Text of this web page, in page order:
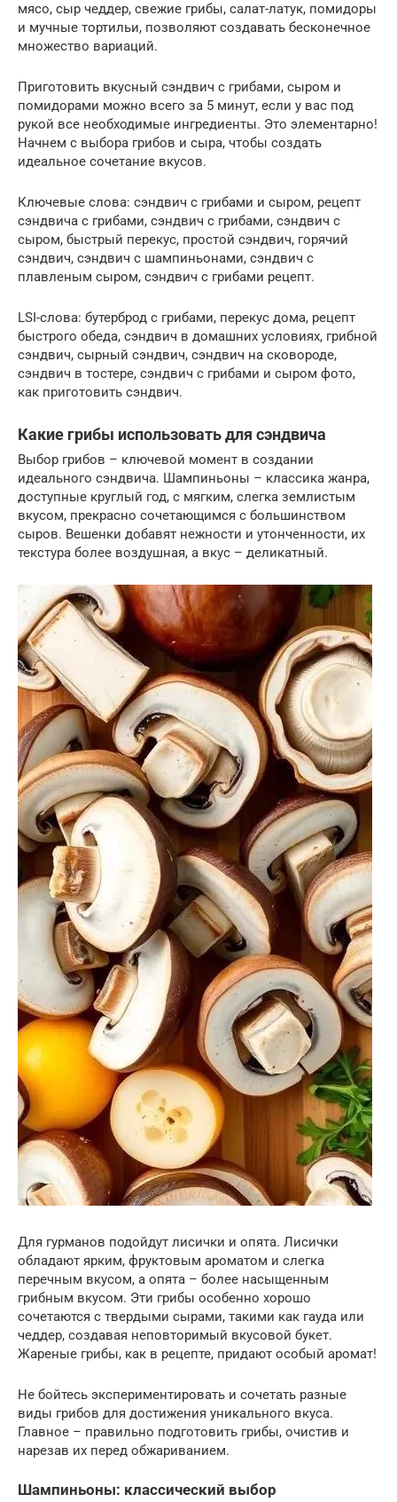
мясо, сыр чеддер, свежие грибы, салат-латук, помидоры
и мучные тортильи, позволяют создавать бесконечное
множество вариаций.
Приготовить вкусный сэндвич с грибами, сыром и
помидорами можно всего за 5 минут, если у вас под
рукой все необходимые ингредиенты. Это элементарно!
Начнем с выбора грибов и сыра, чтобы создать
идеальное сочетание вкусов.
Ключевые слова: сэндвич с грибами и сыром, рецепт
сэндвича с грибами, сэндвич с грибами, сэндвич с
сыром, быстрый перекус, простой сэндвич, горячий
сэндвич, сэндвич с шампиньонами, сэндвич с
плавленым сыром, сэндвич с грибами рецепт.
LSI-слова: бутерброд с грибами, перекус дома, рецепт
быстрого обеда, сэндвич в домашних условиях, грибной
сэндвич, сырный сэндвич, сэндвич на сковороде,
сэндвич в тостере, сэндвич с грибами и сыром фото,
как приготовить сэндвич.
Какие грибы использовать для сэндвича
Выбор грибов – ключевой момент в создании
идеального сэндвича. Шампиньоны – классика жанра,
доступные круглый год, с мягким, слегка землистым
вкусом, прекрасно сочетающимся с большинством
сыров. Вешенки добавят нежности и утонченности, их
текстура более воздушная, а вкус – деликатный.
Для гурманов подойдут лисички и опята. Лисички
обладают ярким, фруктовым ароматом и слегка
перечным вкусом, а опята – более насыщенным
грибным вкусом. Эти грибы особенно хорошо
сочетаются с твердыми сырами, такими как гауда или
чеддер, создавая неповторимый вкусовой букет.
Жареные грибы, как в рецепте, придают особый аромат!
Не бойтесь экспериментировать и сочетать разные
виды грибов для достижения уникального вкуса.
Главное – правильно подготовить грибы, очистив и
нарезав их перед обжариванием.
Шампиньоны: классический выбор